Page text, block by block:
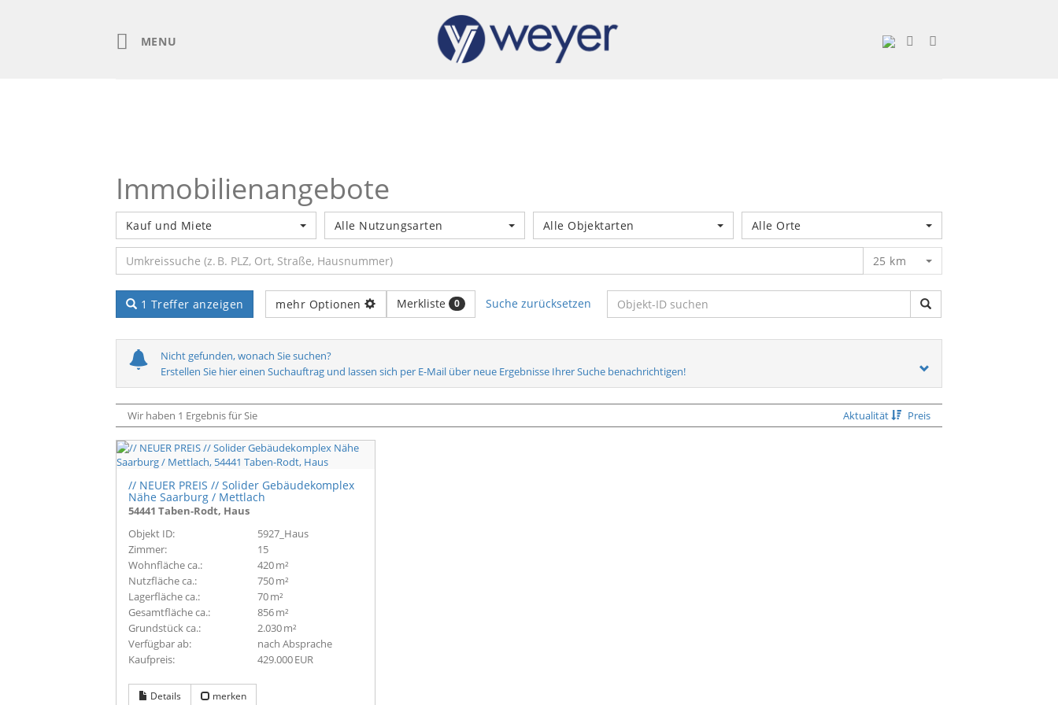
MENU
Immobilienangebote
Kauf und Miete Alle Nutzungsarten Alle Objektarten Alle Orte
25 km
1 Treffer anzeigen mehr Optionen Merkliste 0 Suche zurücksetzen
Nicht gefunden, wonach Sie suchen?
Erstellen Sie hier einen Suchauftrag und lassen sich per E-Mail über neue Ergebnisse Ihrer Suche benachrichtigen!
Wir haben 1 Ergebnis für Sie Aktualität Preis
// NEUER PREIS // Solider Gebäudekomplex
Nähe Saarburg / Mettlach
54441 Taben-Rodt, Haus
Objekt ID:
5927_Haus
Zimmer:
15
Wohnfläche ca.:
420 m²
Nutzfläche ca.:
750 m²
Lagerfläche ca.:
70 m²
Gesamtfläche ca.:
856 m²
Grund­stück ca.:
2.030 m²
Verfügbar ab:
nach Absprache
Kaufpreis:
429.000 EUR
Details merken